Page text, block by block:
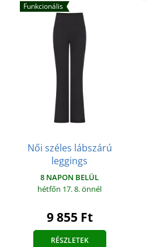
Funkcionális
Női széles lábszárú
leggings
8 NAPON BELÜL
hétfőn 17. 8.önnél
9 855 Ft
RÉSZLETEK